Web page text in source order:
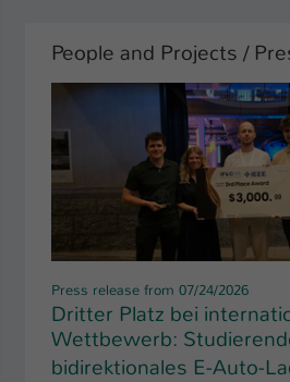
People and Projects /
Press release from 07/24/2026
Dritter Platz bei
Wettbewerb:
bidirektionales E-Auto-